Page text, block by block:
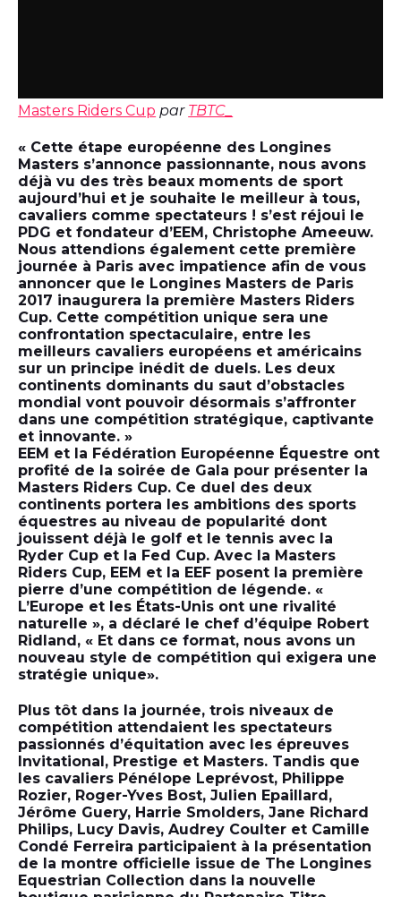
Masters Riders Cup par TBTC_
« Cette étape européenne des Longines
Masters s’annonce passionnante, nous avons
déjà vu des très beaux moments de sport
aujourd’hui et je souhaite le meilleur à tous,
cavaliers comme spectateurs ! s’est réjoui le
PDG et fondateur d’EEM, Christophe Ameeuw.
Nous attendions également cette première
journée à Paris avec impatience afin de vous
annoncer que le Longines Masters de Paris
2017 inaugurera la première Masters Riders
Cup. Cette compétition unique sera une
confrontation spectaculaire, entre les
meilleurs cavaliers européens et américains
sur un principe inédit de duels. Les deux
continents dominants du saut d’obstacles
mondial vont pouvoir désormais s’affronter
dans une compétition stratégique, captivante
et innovante. »
EEM et la Fédération Européenne Équestre ont
profité de la soirée de Gala pour présenter la
Masters Riders Cup. Ce duel des deux
continents portera les ambitions des sports
équestres au niveau de popularité dont
jouissent déjà le golf et le tennis avec la
Ryder Cup et la Fed Cup. Avec la Masters
Riders Cup, EEM et la EEF posent la première
pierre d’une compétition de légende. «
L’Europe et les États-Unis ont une rivalité
naturelle », a déclaré le chef d’équipe Robert
Ridland, « Et dans ce format, nous avons un
nouveau style de compétition qui exigera une
stratégie unique».
Plus tôt dans la journée, trois niveaux de
compétition attendaient les spectateurs
passionnés d’équitation avec les épreuves
Invitational, Prestige et Masters. Tandis que
les cavaliers Pénélope Leprévost, Philippe
Rozier, Roger-Yves Bost, Julien Epaillard,
Jérôme Guery, Harrie Smolders, Jane Richard
Philips, Lucy Davis, Audrey Coulter et Camille
Condé Ferreira participaient à la présentation
de la montre officielle issue de The Longines
Equestrian Collection dans la nouvelle